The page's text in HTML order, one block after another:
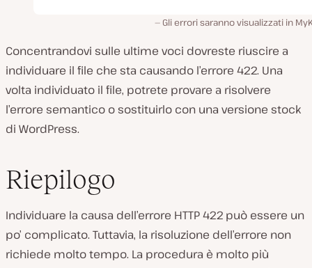
Gli errori saranno visualizzati in
Concentrandovi sulle ultime voci dovreste riuscire a
individuare il file che sta causando l’errore 422. Una
volta individuato il file, potrete provare a risolvere
l’errore semantico o sostituirlo con una versione stock
di WordPress.
Riepilogo
Individuare la causa dell’errore HTTP 422 può essere un
po’ complicato. Tuttavia, la risoluzione dell’errore non
richiede molto tempo. La procedura è molto più